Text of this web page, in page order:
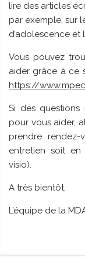
lire des articles
par exemple, sur
d’adolescence et
Vous pouvez
aider grâce à ce
https://
Si des questions
pour vous aider,
prendre rendez-
entretien soit
visio).
A très bientôt,
L’équipe de la